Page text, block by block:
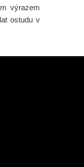
výrazem
ostudu v